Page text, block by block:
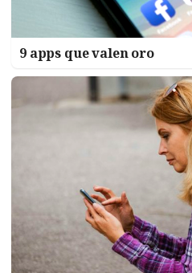
9 apps que valen oro